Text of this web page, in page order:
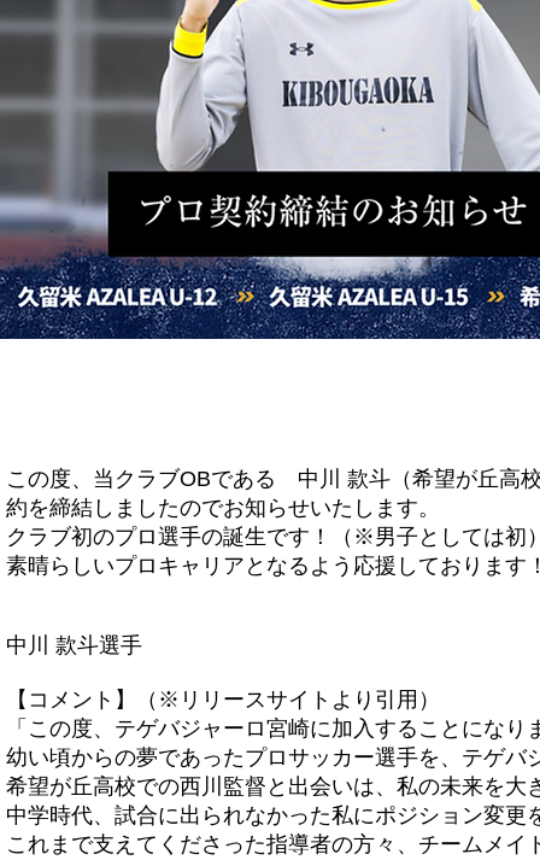
この度、当クラブOBである 中川 款斗（希望が丘高
約を締結しましたのでお知らせいたします。
クラブ初のプロ選手の誕生です！（※男子としては初
素晴らしいプロキャリアとなるよう応援しております
中川 款斗選手
【コメント】（※リリースサイトより引用）
「この度、テゲバジャーロ宮崎に加入することにな
幼い頃からの夢であったプロサッカー選手を、テゲ
希望が丘高校での西川監督と出会いは、私の未来を大
中学時代、試合に出られなかった私にポジション変
これまで支えてくださった指導者の方々、チームメ